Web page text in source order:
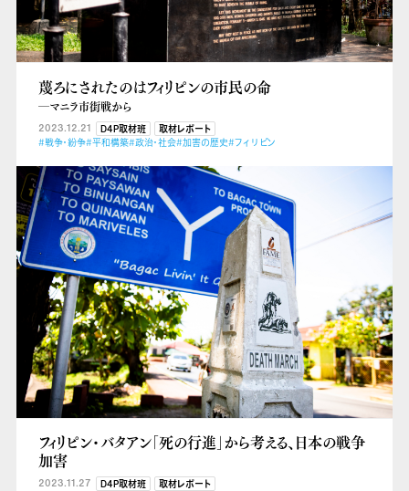
蔑ろにされたのはフィリピンの市民の命
―マニラ市街戦から
2023.12.21 D4P取材班
取材レポート
#戦争・紛争#平和構築#政治・社会#加害の歴史#フィリピン
フィリピン・バタアン「死の行進」から考える、日本の戦争
加害
2023.11.27 D4P取材班
取材レポート